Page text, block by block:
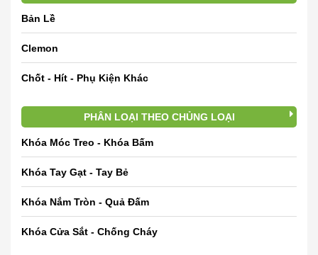
Bản Lề
Clemon
Chốt - Hít - Phụ Kiện Khác
PHÂN LOẠI THEO CHỦNG LOẠI
Khóa Móc Treo - Khóa Bấm
Khóa Tay Gạt - Tay Bẻ
Khóa Nắm Tròn - Quả Đấm
Khóa Cửa Sắt - Chống Cháy